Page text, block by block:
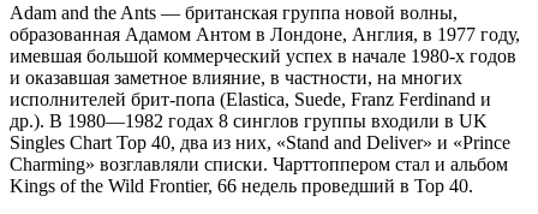
Adam and the Ants — британская группа новой волны,
образованная Адамом Антом в Лондоне, Англия, в 1977 году,
имевшая большой коммерческий успех в начале 1980-х годов
и оказавшая заметное влияние, в частности, на многих
исполнителей брит-попа (Elastica, Suede, Franz Ferdinand и
др.). В 1980—1982 годах 8 синглов группы входили в UK
Singles Chart Top 40, два из них, «Stand and Deliver» и «Prince
Charming» возглавляли списки. Чарттоппером стал и альбом
Kings of the Wild Frontier, 66 недель проведший в Top 40.